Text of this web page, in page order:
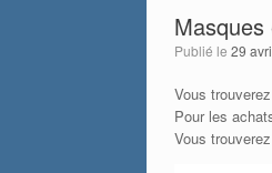
Publié le 29
Vous
Pour les
Vous